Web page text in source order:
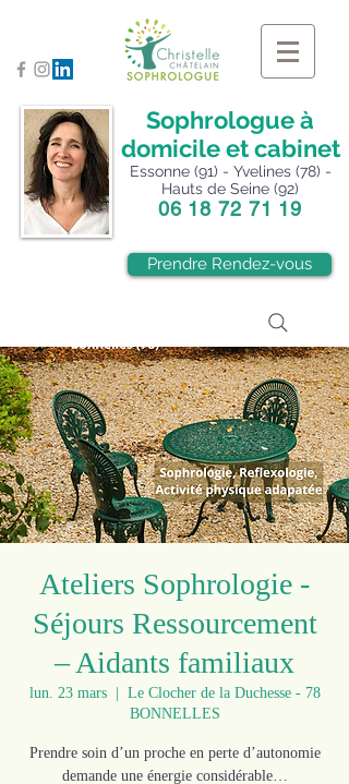
Sophrologue à
domicile et cabinet
Essonne (91) - Yvelines (78) -
Hauts de Seine (92)
06 18 72 71 19
Prendre Rendez-vous
Ateliers Sophrologie -
Séjours Ressourcement
– Aidants familiaux
lun. 23 mars
  |
Le Clocher de la Duchesse - 78
BONNELLES
Prendre soin d’un proche en perte d’autonomie
demande une énergie considérable…